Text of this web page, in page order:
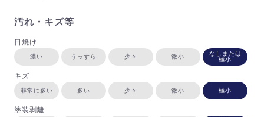
汚れ・キズ等
日焼け
濃い うっすら 少々 微小
なしまたは
極小
キズ
非常に多い 多い 少々 微小 極小
塗装剥離